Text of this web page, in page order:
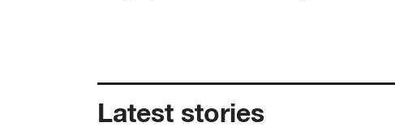
Latest stories